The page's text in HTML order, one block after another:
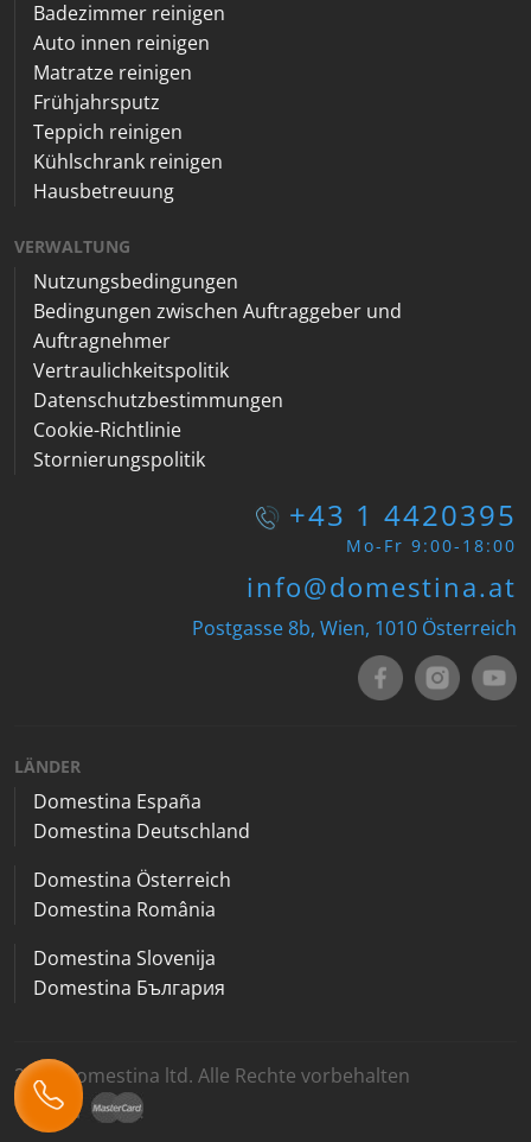
Badezimmer reinigen
Auto innen reinigen
Matratze reinigen
Frühjahrsputz
Teppich reinigen
Kühlschrank reinigen
Hausbetreuung
VERWALTUNG
Nutzungsbedingungen
Bedingungen zwischen Auftraggeber und
Auftragnehmer
Vertraulichkeitspolitik
Datenschutzbestimmungen
Cookie-Richtlinie
Stornierungspolitik
+43 1 4420395
Mo-Fr 9:00-18:00
info@domestina.at
Postgasse 8b, Wien, 1010 Österreich
LÄNDER
Domestina España
Domestina Deutschland
Domestina Österreich
Domestina România
Domestina Slovenija
Domestina България
2026 Domestina ltd. Alle Rechte vorbehalten